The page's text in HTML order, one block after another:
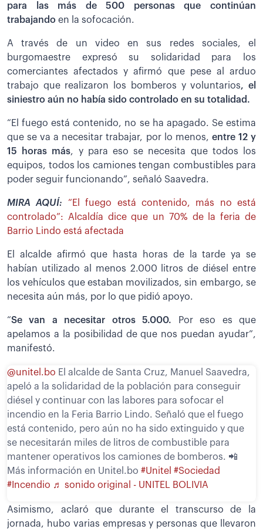
para las más de 500 personas que continúan
trabajando en la sofocación.
A través de un video en sus redes sociales, el
burgomaestre expresó su solidaridad para los
comerciantes afectados y afirmó que pese al arduo
trabajo que realizaron los bomberos y voluntarios, el
siniestro aún no había sido controlado en su totalidad.
“El fuego está contenido, no se ha apagado. Se estima
que se va a necesitar trabajar, por lo menos, entre 12 y
15 horas más, y para eso se necesita que todos los
equipos, todos los camiones tengan combustibles para
poder seguir funcionando”, señaló Saavedra.
MIRA AQUÍ:
“El fuego está contenido, más no está
controlado”: Alcaldía dice que un 70% de la feria de
Barrio Lindo está afectada
El alcalde afirmó que hasta horas de la tarde ya se
habían utilizado al menos 2.000 litros de diésel entre
los vehículos que estaban movilizados, sin embargo, se
necesita aún más, por lo que pidió apoyo.
“Se van a necesitar otros 5.000. Por eso es que
apelamos a la posibilidad de que nos puedan ayudar”,
manifestó.
@unitel.bo El alcalde de Santa Cruz, Manuel Saavedra,
apeló a la solidaridad de la población para conseguir
diésel y continuar con las labores para sofocar el
incendio en la Feria Barrio Lindo. Señaló que el fuego
está contenido, pero aún no ha sido extinguido y que
se necesitarán miles de litros de combustible para
mantener operativos los camiones de bomberos. 📲
Más información en Unitel.bo #Unitel #Sociedad
#Incendio ♬ sonido original - UNITEL BOLIVIA
Asimismo, aclaró que durante el transcurso de la
jornada, hubo varias empresas y personas que llevaron